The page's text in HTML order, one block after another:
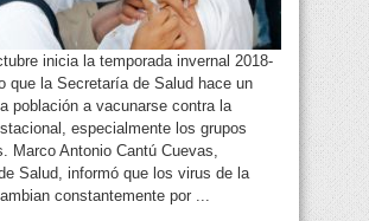
inicia la temporada invernal 2018-
que la Secretaría de Salud hace un
población a vacunarse contra la
especialmente los grupos
Marco Antonio Cantú Cuevas,
Salud, informó que los virus de la
constantemente por ...